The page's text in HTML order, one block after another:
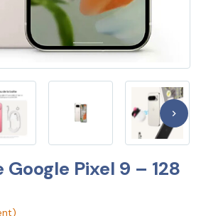
Pixel 9 – 128